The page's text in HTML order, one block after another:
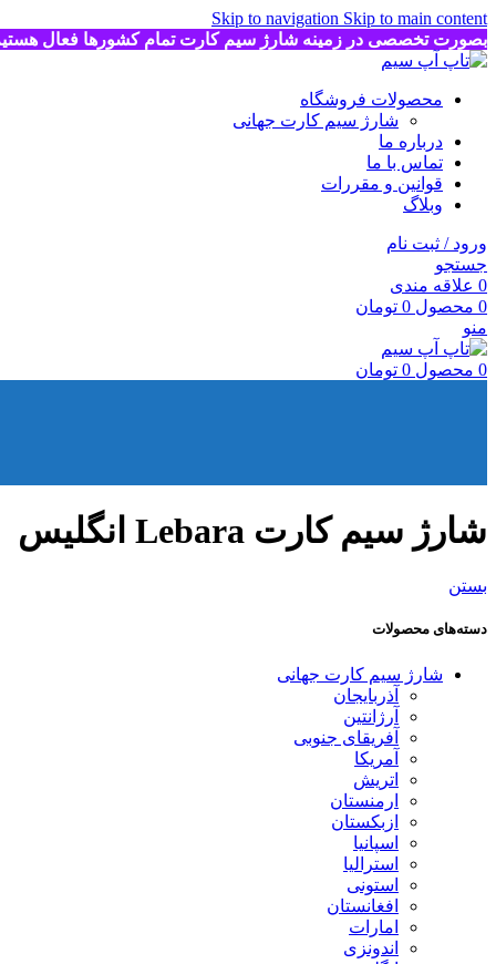
Skip to navigation Skip to main content
بصورت تخصصی در زمینه شارژ سیم کارت تمام کشورها فعال
محصولات فروشگاه
شارژ سیم کارت جهانی
درباره ما
تماس با ما
قوانین و مقررات
وبلاگ
ورود / ثبت نام
جستجو
0 علاقه مندی
0 محصول 0 تومان
منو
0 محصول 0 تومان
شارژ سیم کارت Lebara انگلیس
بستن
دسته‌های محصولات
شارژ سیم کارت جهانی
آذربایجان
آرژانتین
آفریقای جنوبی
آمریکا
اتریش
ارمنستان
ازبکستان
اسپانیا
استرالیا
استونی
افغانستان
امارات
اندونزی